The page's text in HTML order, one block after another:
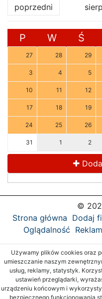
poprzedni
P W Ś
27 28 29
3 4 5
10 11 12
17 18 19
24 25 26
31 1 2
©
Strona główna Dodaj
Oglądalność
Używamy plików cookies oraz
umieszczanie naszym
usług, reklamy, statystyk.
ustawień przeglądarki,
urządzeniu końcowym i
bezpiecznego funkcjonowania